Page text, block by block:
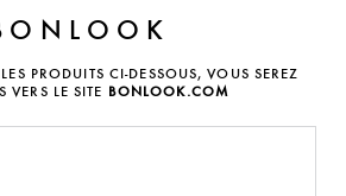
PRODUITS CI-DESSOUS, VOUS SEREZ
VERS LE SITE BONLOOK.COM